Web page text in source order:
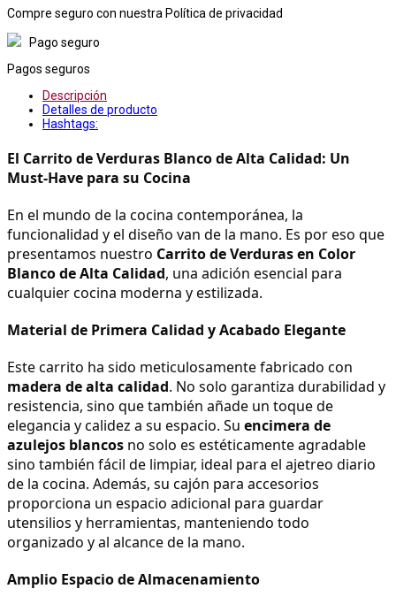
Compre seguro con nuestra Política de privacidad
Pago seguro
Pagos seguros
Descripción
Detalles de producto
Hashtags:
El Carrito de Verduras Blanco de Alta Calidad: Un
Must-Have para su Cocina
En el mundo de la cocina contemporánea, la
funcionalidad y el diseño van de la mano. Es por eso que
presentamos nuestro Carrito de Verduras en Color
Blanco de Alta Calidad, una adición esencial para
cualquier cocina moderna y estilizada.
Material de Primera Calidad y Acabado Elegante
madera de alta calidad. No solo garantiza durabilidad y
resistencia, sino que también añade un toque de
elegancia y calidez a su espacio. Su encimera de
azulejos blancos no solo es estéticamente agradable
sino también fácil de limpiar, ideal para el ajetreo diario
de la cocina. Además, su cajón para accesorios
proporciona un espacio adicional para guardar
utensilios y herramientas, manteniendo todo
organizado y al alcance de la mano.
Amplio Espacio de Almacenamiento